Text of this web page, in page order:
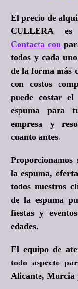
El precio de
CULLERA es
Contacta con
todos y cada
de la forma más
con costos
puede costar
espuma para
empresa y
cuanto antes.
la espuma,
todos nuestros
de la espuma
fiestas y
edades.
El equipo de
todo aspecto
Alicante, Murcia